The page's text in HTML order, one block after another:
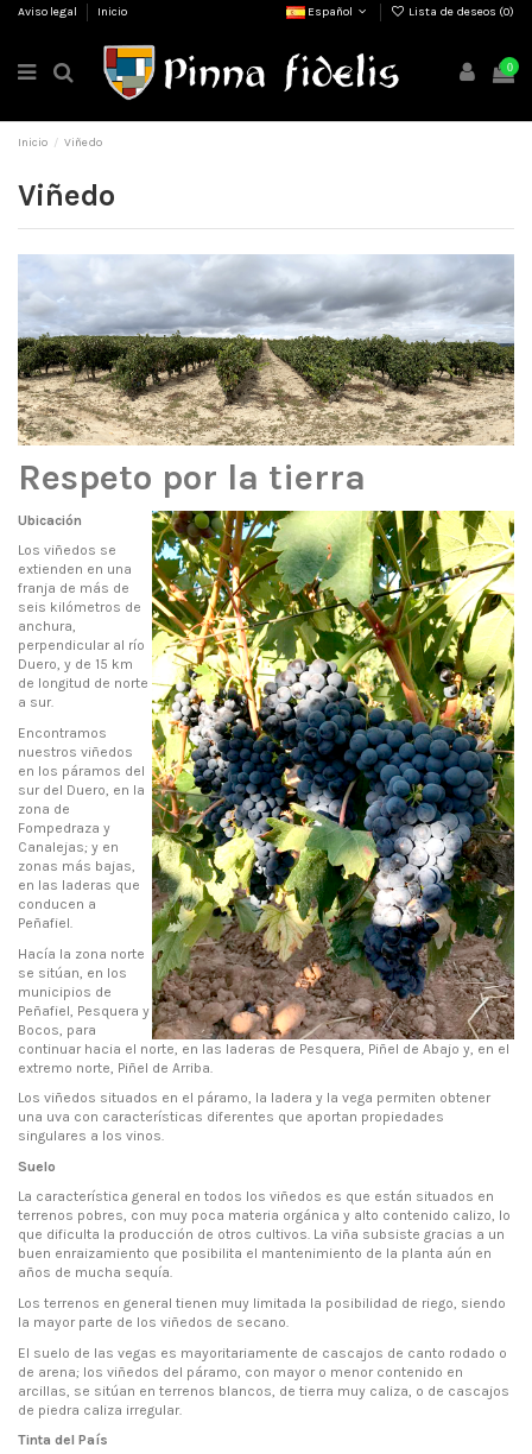
Aviso legal Inicio Español Lista de deseos (0)
0
Inicio Viñedo
Viñedo
Respeto por la tierra
Ubicación
Los viñedos se
extienden en una
franja de más de
seis kilómetros de
anchura,
perpendicular al río
Duero, y de 15 km
de longitud de norte
a sur.
Encontramos
nuestros viñedos
en los páramos del
sur del Duero, en la
zona de
Fompedraza y
Canalejas; y en
zonas más bajas,
en las laderas que
conducen a
Peñafiel.
Hacía la zona norte
se sitúan, en los
municipios de
Peñafiel, Pesquera y
Bocos, para
continuar hacia el norte, en las laderas de Pesquera, Piñel de Abajo y, en el
extremo norte, Piñel de Arriba.
Los viñedos situados en el páramo, la ladera y la vega permiten obtener
una uva con características diferentes que aportan propiedades
singulares a los vinos.
Suelo
La característica general en todos los viñedos es que están situados en
terrenos pobres, con muy poca materia orgánica y alto contenido calizo, lo
que dificulta la producción de otros cultivos. La viña subsiste gracias a un
buen enraizamiento que posibilita el mantenimiento de la planta aún en
años de mucha sequía.
Los terrenos en general tienen muy limitada la posibilidad de riego, siendo
la mayor parte de los viñedos de secano.
El suelo de las vegas es mayoritariamente de cascajos de canto rodado o
de arena; los viñedos del páramo, con mayor o menor contenido en
arcillas, se sitúan en terrenos blancos, de tierra muy caliza, o de cascajos
de piedra caliza irregular.
Tinta del País